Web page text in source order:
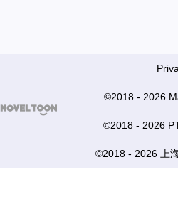

©2018 - 2026
©2018 - 2026
©2018 - 2026 上